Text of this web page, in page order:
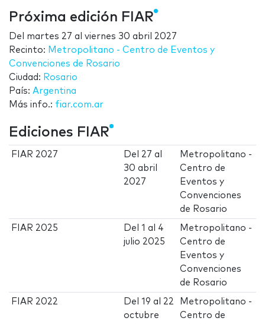
Próxima edición FIAR
Del martes 27 al viernes 30 abril 2027
Recinto: Metropolitano - Centro de Eventos y
Convenciones de Rosario
Ciudad: Rosario
País: Argentina
Más info.: fiar.com.ar
Ediciones FIAR
FIAR 2027 Del 27 al
30 abril
2027
Metropolitano -
Centro de
Eventos y
Convenciones
de Rosario
FIAR 2025 Del1 al 4
julio 2025
Metropolitano -
Centro de
Eventos y
Convenciones
de Rosario
FIAR 2022 Del19 al 22
octubre
Metropolitano -
Centro de